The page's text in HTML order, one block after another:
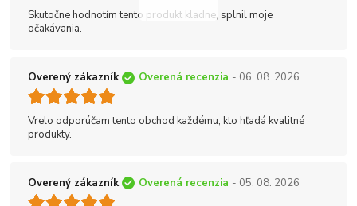
Skutočne hodnotím tento produkt kladne, splnil moje
očakávania.
Overený zákazník Overená recenzia - 06. 08. 2026
Vrelo odporúčam tento obchod každému, kto hľadá kvalitné
produkty.
Overený zákazník Overená recenzia - 05. 08. 2026